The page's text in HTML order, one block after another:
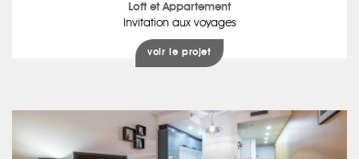
Loft et Appartement
Invitation aux voyages
voir le projet